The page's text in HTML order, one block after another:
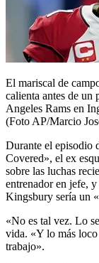
El mariscal de
calienta antes de
Angeles Rams en
(Foto AP/Marcio
Durante el episodio
Covered», el ex
sobre las luchas
entrenador en jefe,
Kingsbury sería un
«No es tal vez. Lo
vida. «Y lo más
trabajo».